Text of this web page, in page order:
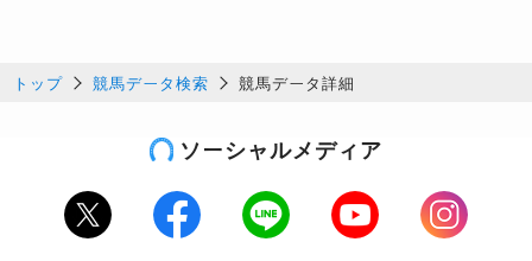
トップ 競馬データ検索 競馬データ詳細
ソーシャルメディア
Twitter Facebook LINE Youtube
Instagram